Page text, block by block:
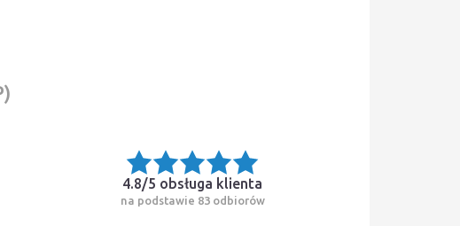
4.8/5 obsługa klienta
na podstawie 83 odbiorów